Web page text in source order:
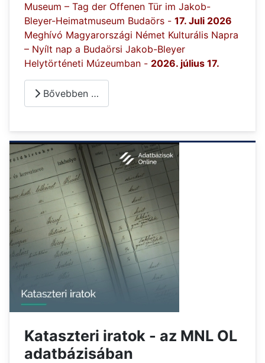
Museum – Tag der Offenen Tür im Jakob-
Bleyer-Heimatmuseum Budaörs - 17. Juli 2026
Meghívó Magyarországi Német Kulturális Napra
– Nyílt nap a Budaörsi Jakob-Bleyer
Helytörténeti Múzeumban - 2026. július 17.
Bővebben …
Kataszteri iratok - az MNL OL
adatbázisában